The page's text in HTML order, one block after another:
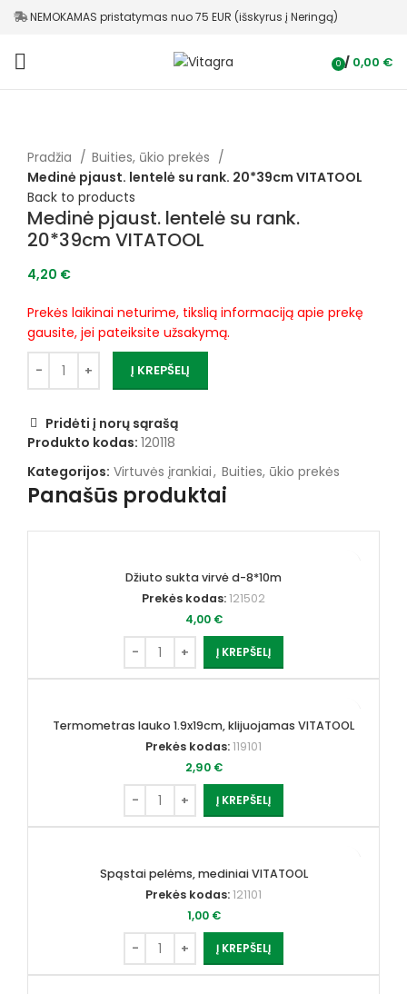
NEMOKAMAS pristatymas nuo 75 EUR (išskyrus į Neringą)
0 / 0,00 €
Pradžia
Buities, ūkio prekės
Medinė pjaust. lentelė su rank. 20*39cm VITATOOL
Back to products
Medinė pjaust. lentelė su rank.
20*39cm VITATOOL
4,20 €
Prekės laikinai neturime, tikslią informaciją apie prekę
gausite, jei pateiksite užsakymą.
Į KREPŠELĮ
Pridėti į norų sąrašą
Produkto kodas: 120118
Kategorijos: Virtuvės įrankiai, Buities, ūkio prekės
Panašūs produktai
Džiuto sukta virvė d-8*10m
Prekės kodas:121502
4,00 €
Į KREPŠELĮ
Termometras lauko 1.9x19cm, klijuojamas VITATOOL
Prekės kodas:119101
2,90 €
Į KREPŠELĮ
Spąstai pelėms, mediniai VITATOOL
Prekės kodas:121101
1,00 €
Į KREPŠELĮ